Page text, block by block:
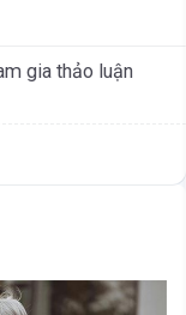
gia thảo luận